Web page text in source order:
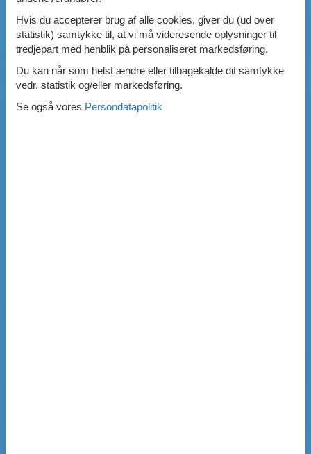
Hvis du accepterer brug af alle cookies, giver du (ud over
statistik) samtykke til, at vi må videresende oplysninger til
tredjepart med henblik på personaliseret markedsføring.
Du kan når som helst ændre eller tilbagekalde dit samtykke
vedr. statistik og/eller markedsføring.
Se også vores Persondatapolitik